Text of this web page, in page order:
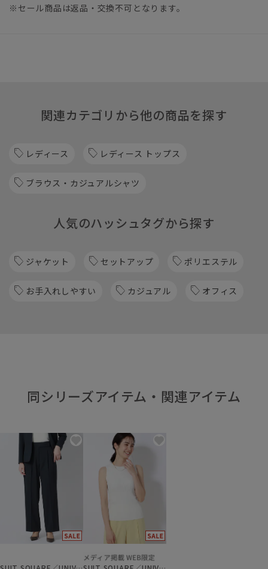
※セール商品は返品・交換不可となります。
関連カテゴリから他の商品を探す
レディース レディース トップス
ブラウス・カジュアルシャツ
人気のハッシュタグから探す
ジャケット セットアップ ポリエステル
お手入れしやすい カジュアル オフィス
同シリーズアイテム・関連アイテム